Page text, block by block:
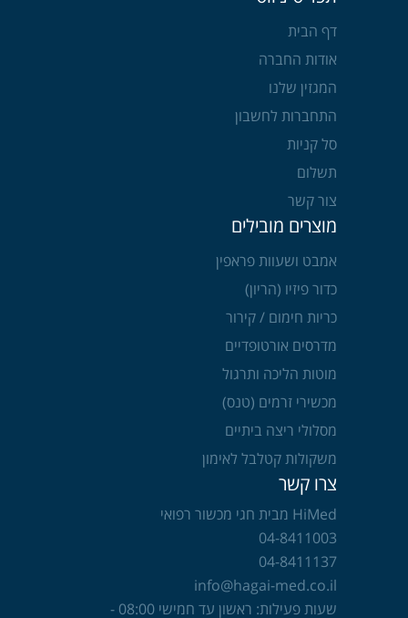
דף הבית
אודות החברה
המגזין שלנו
התחברות לחשבון
סל קניות
תשלום
צור קשר
מוצרים מובילים
אמבט ושעוות פראפין
כדור פיזיו (הריון)
כריות חימום / קירור
מדרסים אורטופדיים
מוטות הליכה ותרגול
מכשירי זרמים (טנס)
מסלולי ריצה ביתיים
משקולות קטלבל לאימון
צרו קשר
HiMed מבית חגי מכשור רפואי
04-8411003
04-8411137
info@hagai-med.co.il
שעות פעילות: ראשון עד חמישי 08:00 -